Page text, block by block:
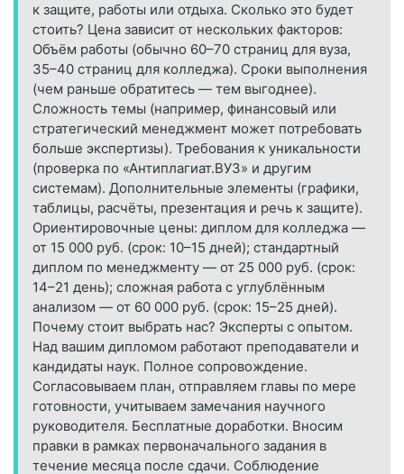
к защите, работы или отдыха. Сколько это будет
стоить? Цена зависит от нескольких факторов:
Объём работы (обычно 60–70 страниц для вуза,
35–40 страниц для колледжа). Сроки выполнения
(чем раньше обратитесь — тем выгоднее).
Сложность темы (например, финансовый или
стратегический менеджмент может потребовать
больше экспертизы). Требования к уникальности
(проверка по «Антиплагиат.ВУЗ» и другим
системам). Дополнительные элементы (графики,
таблицы, расчёты, презентация и речь к защите).
Ориентировочные цены: диплом для колледжа —
от 15 000 руб. (срок: 10–15 дней); стандартный
диплом по менеджменту — от 25 000 руб. (срок:
14–21 день); сложная работа с углублённым
анализом — от 60 000 руб. (срок: 15–25 дней).
Почему стоит выбрать нас? Эксперты с опытом.
Над вашим дипломом работают преподаватели и
кандидаты наук. Полное сопровождение.
Согласовываем план, отправляем главы по мере
готовности, учитываем замечания научного
руководителя. Бесплатные доработки. Вносим
правки в рамках первоначального задания в
течение месяца после сдачи. Соблюдение